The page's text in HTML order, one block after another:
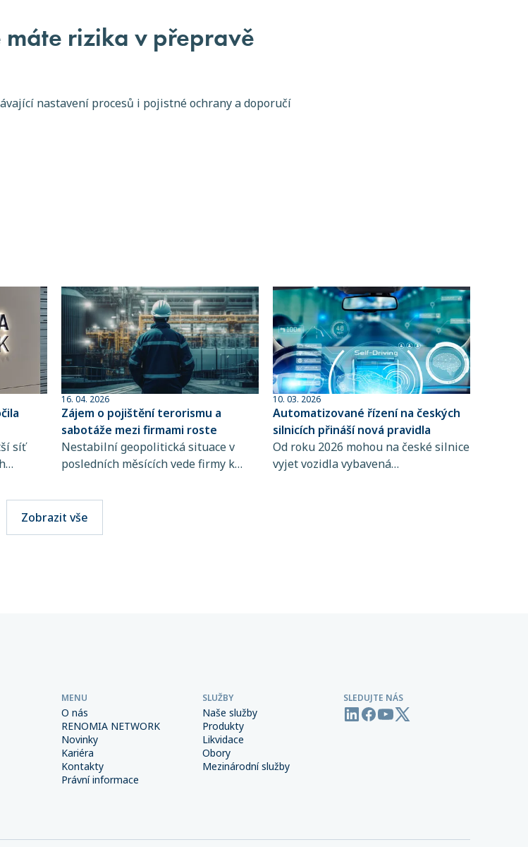
máte rizika v přepravě
nastavení procesů i pojistné ochrany a doporučí
síť
16. 04. 2026
Zájem o pojištění terorismu a
sabotáže mezi firmami roste
Nestabilní geopolitická situace v
posledních měsících vede firmy k
popředí se tak dostává i pojištění
terorismu a sabotáže, které
zpravidla není standardní součástí
10. 03. 2026
Automatizované řízení na českých
silnicích přináší nová pravidla
Od roku 2026 mohou na české silnice
vyjet vozidla vybavená
Zobrazit vše
MENU
O nás
RENOMIA NETWORK
Novinky
Kariéra
Kontakty
Právní informace
SLUŽBY
Naše služby
Produkty
Likvidace
Obory
Mezinárodní služby
SLEDUJTE NÁS